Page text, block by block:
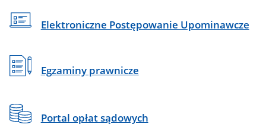
Elektroniczne Postępowanie Upominawcze
Egzaminy prawnicze
Portal opłat sądowych